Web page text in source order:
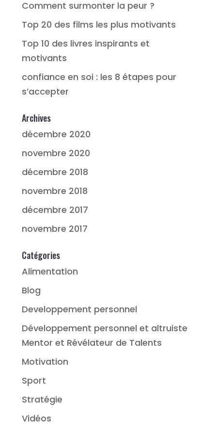
Comment surmonter la peur ?
Top 20 des films les plus motivants
Top 10 des livres inspirants et
motivants
confiance en soi : les 8 étapes pour
s’accepter
Archives
décembre 2020
novembre 2020
décembre 2018
novembre 2018
décembre 2017
novembre 2017
Catégories
Alimentation
Blog
Developpement personnel
Développement personnel et altruiste
Mentor et Révélateur de Talents
Motivation
Sport
Stratégie
Vidéos